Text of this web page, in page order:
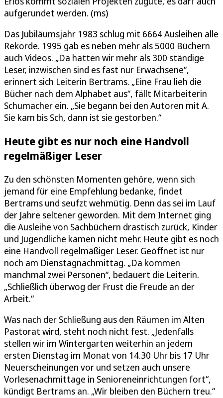
aufgerundet werden. (ms)
Das Jubiläumsjahr 1983 schlug mit 6664 Ausleihen alle
Rekorde. 1995 gab es neben mehr als 5000 Büchern
auch Videos. „Da hatten wir mehr als 300 ständige
Leser, inzwischen sind es fast nur Erwachsene“,
erinnert sich Leiterin Bertrams. „Eine Frau lieh die
Bücher nach dem Alphabet aus“, fällt Mitarbeiterin
Schumacher ein. „Sie begann bei den Autoren mit A.
Sie kam bis Sch, dann ist sie gestorben.“
Heute gibt es nur noch eine Handvoll
regelmäßiger Leser
Zu den schönsten Momenten gehöre, wenn sich
jemand für eine Empfehlung bedanke, findet
Bertrams und seufzt wehmütig. Denn das sei im Lauf
der Jahre seltener geworden. Mit dem Internet ging
die Ausleihe von Sachbüchern drastisch zurück, Kinder
und Jugendliche kamen nicht mehr. Heute gibt es noch
eine Handvoll regelmäßiger Leser. Geöffnet ist nur
noch am Dienstagnachmittag. „Da kommen
manchmal zwei Personen“, bedauert die Leiterin.
„Schließlich überwog der Frust die Freude an der
Arbeit.“
Was nach der Schließung aus den Räumen im Alten
Pastorat wird, steht noch nicht fest. „Jedenfalls
stellen wir im Wintergarten weiterhin an jedem
ersten Dienstag im Monat von 14.30 Uhr bis 17 Uhr
Neuerscheinungen vor und setzen auch unsere
Vorlesenachmittage in Senioreneinrichtungen fort“,
kündigt Bertrams an. „Wir bleiben den Büchern treu.“